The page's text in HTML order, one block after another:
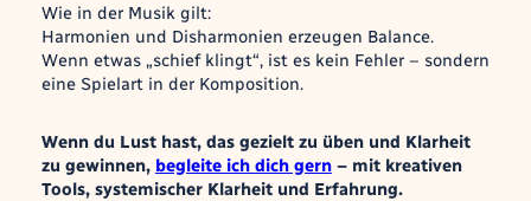
Wie in der Musik gilt:
Harmonien und Disharmonien erzeugen Balance.
Wenn etwas „schief klingt“, ist es kein Fehler – sondern
eine Spielart in der Komposition.
Wenn du Lust hast, das gezielt zu üben und Klarheit
zu gewinnen, begleite ich dich gern– mit kreativen
Tools, systemischer Klarheit und Erfahrung.